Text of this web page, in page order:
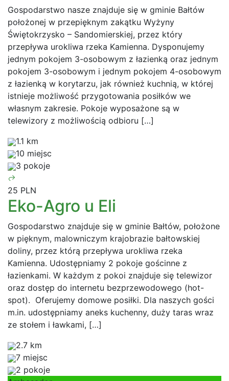
Gospodarstwo nasze znajduje się w gminie Bałtów
położonej w przepięknym zakątku Wyżyny
Świętokrzysko – Sandomierskiej, przez który
przepływa urokliwa rzeka Kamienna. Dysponujemy
jednym pokojem 3-osobowym z łazienką oraz jednym
pokojem 3-osobowym i jednym pokojem 4-osobowym
z łazienką w korytarzu, jak również kuchnią, w której
istnieje możliwość przygotowania posiłków we
własnym zakresie. Pokoje wyposażone są w
telewizory z możliwością odbioru […]
1.1 km
10 miejsc
3 pokoje
25 PLN
Eko-Agro u Eli
Gospodarstwo znajduje się w gminie Bałtów, położone
w pięknym, malowniczym krajobrazie bałtowskiej
doliny, przez którą przepływa urokliwa rzeka
Kamienna. Udostępniamy 2 pokoje gościnne z
łazienkami. W każdym z pokoi znajduje się telewizor
oraz dostęp do internetu bezprzewodowego (hot-
spot). Oferujemy domowe posiłki. Dla naszych gości
m.in. udostępniamy aneks kuchenny, duży taras wraz
ze stołem i ławkami, […]
2.7 km
7 miejsc
2 pokoje